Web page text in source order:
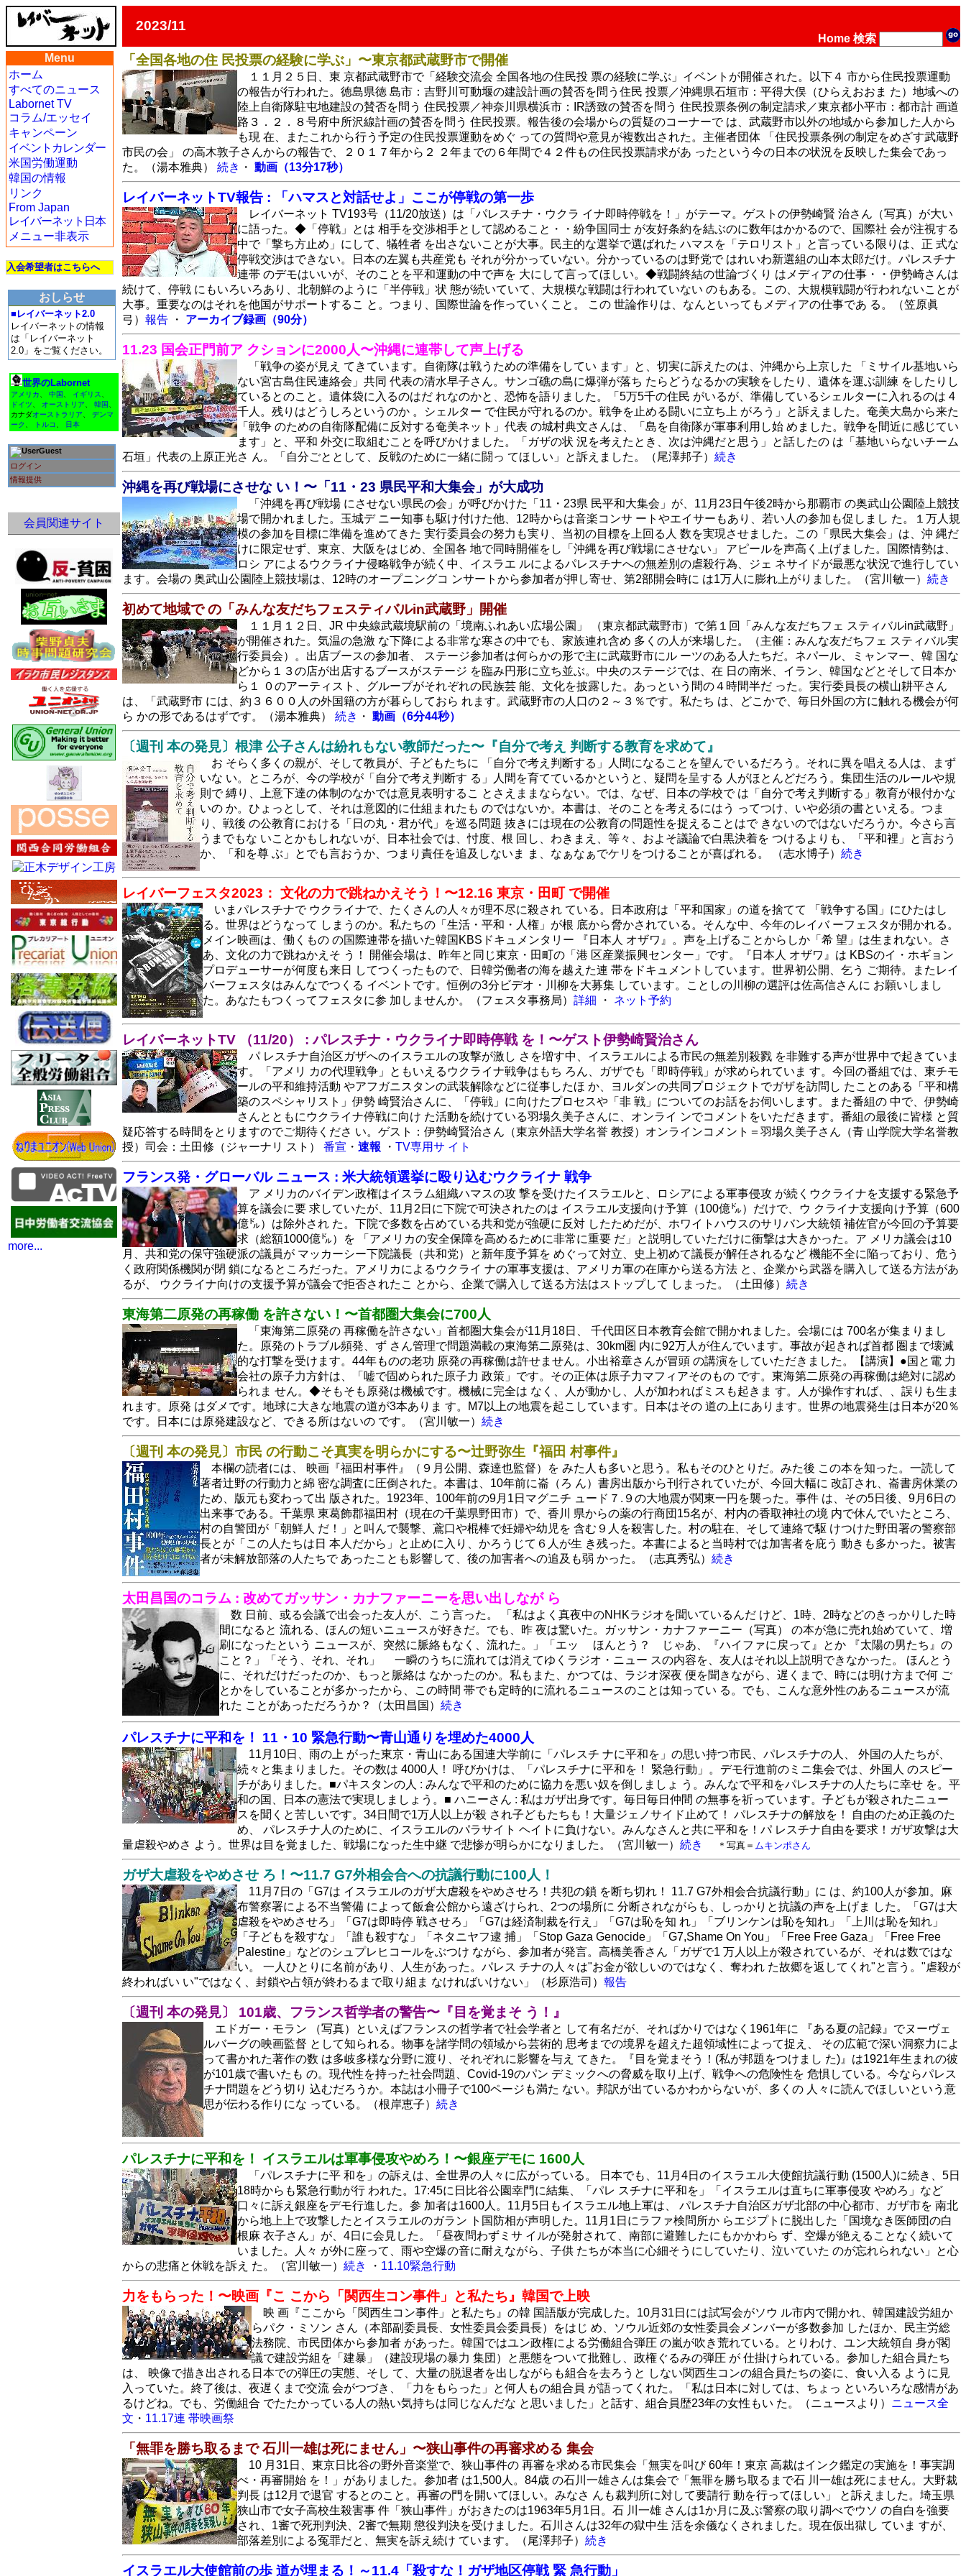
2023/11
Home 検索
Menu
ホーム
すべてのニュース
Labornet TV
コラム/エッセイ
キャンペーン
イベントカレンダー
米国労働運動
韓国の情報
リンク
From Japan
レイバーネット日本
メニュー非表示
入会希望者はこちらへ
おしらせ
■レイバーネット2.0
レイバーネットの情報
は「レイバーネット
2.0」をご覧ください。
世界のLabornet
アメリカ 中国 イギリス
ドイツ
オーストリア 韓国
カナダオーストラリア
デンマ
ーク
トルコ 日本
Guest
ログイン
情報提供
会員関連サイト
more...
「全国各地の住 民投票の経験に学ぶ」〜東京都武蔵野市で開催
１１月２５日、東 京都武蔵野市で「経験交流会 全国各地の住民投 票の経験に学ぶ」イベントが開催された。以下４ 市から住民投票運動
の報告が行われた。徳島県徳 島市：吉野川可動堰の建設計画の賛否を問う住民 投票／沖縄県石垣市：平得大俣（ひらえおおま た）地域への
陸上自衛隊駐屯地建設の賛否を問う 住民投票／神奈川県横浜市：IR誘致の賛否を問う 住民投票条例の制定請求／東京都小平市：都市計 画道
路３．２．８号府中所沢線計画の賛否を問う 住民投票。報告後の会場からの質疑のコーナーで は、武蔵野市以外の地域から参加した人から
も現 在、またこれから行う予定の住民投票運動をめぐ っての質問や意見が複数出された。主催者団体 「住民投票条例の制定をめざす武蔵野
市民の会」 の高木敦子さんからの報告で、２０１７年から２ ２年までの６年間で４２件もの住民投票請求があ ったという今の日本の状況を反映した集会であっ
た。（湯本雅典）
続き ・ 動画（13分17秒）
レイバーネットTV報告 : 「ハマスと対話せよ」ここが停戦の第一歩
レイバーネット TV193号（11/20放送）は「パレスチナ・ウクラ イナ即時停戦を！」がテーマ。ゲストの伊勢崎賢 治さん（写真）が大い
に語った。◆「停戦」とは 相手を交渉相手として認めること・・紛争国同士 が友好条約を結ぶのに数年はかかるので、国際社 会が注視する
中で「撃ち方止め」にして、犠牲者 を出さないことが大事。民主的な選挙で選ばれた ハマスを「テロリスト」と言っている限りは、正 式な
停戦交渉はできない。日本の左翼も共産党も それが分かっていない。分かっているのは野党で はれいわ新選組の山本太郎だけ。パレスチナ
連帯 のデモはいいが、そのことを平和運動の中で声を 大にして言ってほしい。◆戦闘終結の世論づくり はメディアの仕事・・伊勢崎さんは
続けて、停戦 にもいろいろあり、北朝鮮のように「半停戦」状 態が続いていて、大規模な戦闘は行われていない のもある。この、大規模戦闘が行われないことが
大事。重要なのはそれを他国がサポートするこ と。つまり、国際世論を作っていくこと。 この 世論作りは、なんといってもメディアの仕事であ る。（笠原眞
弓） 報告 ・ アーカイブ録画（90分）
11.23 国会正門前ア クションに2000人〜沖縄に連帯して声上げる
「戦争の姿が見え てきています。自衛隊は戦うための準備をしてい ます」と、切実に訴えたのは、沖縄から上京した 「ミサイル基地いら
ない宮古島住民連絡会」共同 代表の清水早子さん。サンゴ礁の島に爆弾が落ち たらどうなるかの実験をしたり、遺体を運ぶ訓練 をしたりし
ているとのこと。遺体袋に入るのはだ れなのかと、恐怖を語りました。「5万5千の住民 がいるが、準備しているシェルターに入れるのは 4
千人。残りはどうしろというのか 。シェルター で住民が守れるのか。戦争を止める闘いに立ち上 がろう」と訴えました。奄美大島から来た
「戦争 のための自衛隊配備に反対する奄美ネット」代表 の城村典文さんは、「島を自衛隊が軍事利用し始 めました。戦争を間近に感じてい
ます」と、平和 外交に取組むことを呼びかけました。「ガザの状 況を考えたとき、次は沖縄だと思う」と話したの は「基地いらないチーム
石垣」代表の上原正光さ ん。「自分ごととして、反戦のために一緒に闘っ てほしい」と訴えました。（尾澤邦子） 続き
沖縄を再び戦場にさせな い！〜「11・23 県民平和大集会」が大成功
「沖縄を再び戦場 にさせない県民の会」が呼びかけた「11・23県 民平和大集会」が、11月23日午後2時から那覇市 の奥武山公園陸上競技
場で開かれました。玉城デ ニー知事も駆け付けた他、12時からは音楽コンサ ートやエイサーもあり、若い人の参加も促しまし た。１万人規
模の参加を目標に準備を進めてきた 実行委員会の努力も実り、当初の目標を上回る人 数を実現させました。この「県民大集会」は、沖 縄だ
けに限定せず、東京、大阪をはじめ、全国各 地で同時開催をし「沖縄を再び戦場にさせない」 アピールを声高く上げました。国際情勢は、
ロシ アによるウクライナ侵略戦争が続く中、イスラエ ルによるパレスチナへの無差別の虐殺行為、ジェ ネサイドが最悪な状況で進行してい
ます。会場の 奥武山公園陸上競技場は、12時のオープニングコ ンサートから参加者が押し寄せ、第2部開会時に は1万人に膨れ上がりました。（宮川敏一） 続き
初めて地域で の「みんな友だちフェスティバルin武蔵野」開催
１１月１２日、JR 中央線武蔵境駅前の「境南ふれあい広場公園」 （東京都武蔵野市）で第１回「みんな友だちフェ スティバルin武蔵野」
が開催された。気温の急激 な下降による非常な寒さの中でも、家族連れ含め 多くの人が来場した。（主催：みんな友だちフェ スティバル実
行委員会）。出店ブースの参加者、 ステージ参加者は何らかの形で主に武蔵野市にル ーツのある人たちだ。ネパール、ミャンマー、韓 国な
どから１３の店が出店するブースがステージ を臨み円形に立ち並ぶ。中央のステージでは、在 日の南米、イラン、韓国などとそして日本か
ら１ ０のアーティスト、グループがそれぞれの民族芸 能、文化を披露した。あっという間の４時間半だ った。実行委員長の横山耕平さん
は、「武蔵野市 には、約３６００人の外国籍の方が暮らしておら れます。武蔵野市の人口の２～３％です。私たち は、どこかで、毎日外国の方に触れる機会が何
ら かの形であるはずです。（湯本雅典）
続き ・ 動画（6分44秒）
〔週刊 本の発見〕根津 公子さんは紛れもない教師だった〜『自分で考え 判断する教育を求めて』
お そらく多くの親が、そして教員が、子どもたちに 「自分で考え判断する」人間になることを望んで いるだろう。それに異を唱える人は、まず
いな い。ところが、今の学校が「自分で考え判断す る」人間を育てているかというと、疑問を呈する 人がほとんどだろう。集団生活のルールや規
則で 縛り、上意下達の体制のなかでは意見表明するこ とさえままならない。では、なぜ、日本の学校で は「自分で考え判断する」教育が根付かな
いの か。ひょっとして、それは意図的に仕組まれたも のではないか。本書は、そのことを考えるにはう ってつけ、いや必須の書といえる。つま
り、戦後 の公教育における「日の丸・君が代」を巡る問題 抜きには現在の公教育の問題性を捉えることはで きないのではないだろうか。今さら言
うまでもな いことかもしれないが、日本社会では、忖度、根 回し、わきまえ、等々、およそ議論で白黒決着を つけるよりも、「平和裡」と言おう
か、「和を尊 ぶ」とでも言おうか、つまり責任を追及しないま ま、なぁなぁでケリをつけることが喜ばれる。 （志水博子） 続き
レイバーフェスタ2023： 文化の力で跳ねかえそう！〜12.16 東京・田町 で開催
いまパレスチナで ウクライナで、たくさんの人々が理不尽に殺され ている。日本政府は「平和国家」の道を捨てて 「戦争する国」にひたはし
る。世界はどうなって しまうのか。私たちの「生活・平和・人権」が根 底から脅かされている。そんな中、今年のレイバ ーフェスタが開かれる。
メイン映画は、働くもの の国際連帯を描いた韓国KBSドキュメンタリー 『日本人 オザワ』。声を上げることからしか「希 望」は生まれない。さ
あ、文化の力で跳ねかえそ う！ 開催会場は、昨年と同じ東京・田町の「港 区産業振興センター」です。『日本人 オザワ』は KBSのイ・ホギョン
プロデューサーが何度も来日 してつくったもので、日韓労働者の海を越えた連 帯をドキュメントしています。世界初公開、乞う ご期待。またレイ
バーフェスタはみんなでつくる イベントです。恒例の3分ビデオ・川柳を大募集 しています。ことしの川柳の選評は佐高信さんに お願いしまし
た。あなたもつくってフェスタに参 加しませんか。（フェスタ事務局） 詳細 ・ ネット予約
レイバーネットTV （11/20） : パレスチナ・ウクライナ即時停戦 を！〜ゲスト伊勢崎賢治さん
パ レスチナ自治区ガザへのイスラエルの攻撃が激し さを増す中、イスラエルによる市民の無差別殺戮 を非難する声が世界中で起きていま
す。「アメリ カの代理戦争」ともいえるウクライナ戦争はもち ろん、ガザでも「即時停戦」が求められていま す。今回の番組では、東チモ
ールの平和維持活動 やアフガニスタンの武装解除などに従事したほ か、ヨルダンの共同プロジェクトでガザを訪問し たことのある「平和構
築のスペシャリスト」伊勢 崎賢治さんに、「停戦」に向けたプロセスや「非 戦」についてのお話をお伺いします。また番組の 中で、伊勢崎
さんとともにウクライナ停戦に向け た活動を続けている羽場久美子さんに、オンライ ンでコメントをいただきます。番組の最後に皆様 と質
疑応答する時間をとりますのでご期待くださ い。ゲスト：伊勢崎賢治さん（東京外語大学名誉 教授）オンラインコメント＝羽場久美子さん（青 山学院大学名誉教
授）司会：土田修（ジャーナリ スト）
番宣 ・ 速報 ・ TV専用サ イト
フランス発・グローバル ニュース : 米大統領選挙に殴り込むウクライナ 戦争
ア メリカのバイデン政権はイスラム組織ハマスの攻 撃を受けたイスラエルと、ロシアによる軍事侵攻 が続くウクライナを支援する緊急予
算を議会に要 求していたが、11月2日に下院で可決されたのは イスラエル支援向け予算（100億㌦）だけで、ウ クライナ支援向け予算（600
億㌦）は除外され た。下院で多数を占めている共和党が強硬に反対 したためだが、ホワイトハウスのサリバン大統領 補佐官が今回の予算要
求（総額1000億㌦）を 「アメリカの安全保障を高めるために非常に重要 だ」と説明していただけに衝撃は大きかった。ア メリカ議会は10
月、共和党の保守強硬派の議員が マッカーシー下院議長（共和党）と新年度予算を めぐって対立、史上初めて議長が解任されるなど 機能不全に陥っており、危う
く政府関係機関が閉 鎖になるところだった。アメリカによるウクライ ナの軍事支援は、アメリカ軍の在庫から送る方法 と、企業から武器を購入して送る方法があ
るが、 ウクライナ向けの支援予算が議会で拒否されたこ とから、企業で購入して送る方法はストップして しまった。（土田修） 続き
東海第二原発の再稼働 を許さない！〜首都圏大集会に700人
「東海第二原発の 再稼働を許さない」首都圏大集会が11月18日、 千代田区日本教育会館で開かれました。会場には 700名が集まりまし
た。原発のトラブル頻発、ず さん管理で問題満載の東海第二原発は、30km圏 内に92万人が住んでいます。事故が起きれば首都 圏まで壊滅
的な打撃を受けます。44年ものの老功 原発の再稼働は許せません。小出裕章さんが冒頭 の講演をしていただきました。【講演】●国と電 力
会社の原子力方針は、「嘘で固められた原子力 政策」です。その正体は原子力マフィアそのもの です。東海第二原発の再稼働は絶対に認め
られま せん。◆そもそも原発は機械です。機械に完全は なく、人が動かし、人が加わればミスも起きま す。人が操作すれば、、誤りも生ま
れます。原発 はダメです。地球に大きな地震の道が3本ありま す。M7以上の地震を起こしています。日本はその 道の上にあります。世界の地震発生は日本が20％
です。日本には原発建設など、できる所はないの です。（宮川敏一） 続き
〔週刊 本の発見〕市民 の行動こそ真実を明らかにする〜辻野弥生『福田 村事件』
本欄の読者には、 映画『福田村事件』（９月公開、森達也監督）を みた人も多いと思う。私もそのひとりだ。みた後 この本を知った。一読して
著者辻野の行動力と綿 密な調査に圧倒された。本書は、10年前に崙（ろ ん）書房出版から刊行されていたが、今回大幅に 改訂され、崙書房休業の
ため、版元も変わって出 版された。1923年、100年前の9月1日マグニチ ュード７.９の大地震が関東一円を襲った。事件 は、その5日後、9月6日の
出来事である。千葉県 東葛飾郡福田村（現在の千葉県野田市）で、香川 県からの薬の行商団15名が、村内の香取神社の境 内で休んでいたところ、
村の自警団が「朝鮮人 だ！」と叫んで襲撃、鳶口や棍棒で妊婦や幼児を 含む９人を殺害した。村の駐在、そして連絡で駆 けつけた野田署の警察部
長とが「この人たちは日 本人だから」と止めに入り、かろうじて６人が生 き残った。本書によると当時村では加害者を庇う 動きも多かった。被害
者が未解放部落の人たちで あったことも影響して、後の加害者への追及も弱 かった。（志真秀弘） 続き
太田昌国のコラム : 改めてガッサン・カナファーニーを思い出しなが ら
数 日前、或る会議で出会った友人が、こう言った。 「私はよく真夜中のNHKラジオを聞いているんだ けど、1時、2時などのきっかりした時
間になると 流れる、ほんの短いニュースが好きだ。でも、昨 夜は驚いた。ガッサン・カナファーニー（写真） の本が急に売れ始めていて、増
刷になったという ニュースが、突然に脈絡もなく、流れた。」「エッ ほんとう？ じゃあ、『ハイファに戻って』とか 『太陽の男たち』の
こと？」「そう、それ、それ」 一瞬のうちに流れては消えてゆくラジオ・ニュー スの内容を、友人はそれ以上説明できなかった。 ほんとう
に、それだけだったのか、もっと脈絡は なかったのか。私もまた、かつては、ラジオ深夜 便を聞きながら、遅くまで、時には明け方まで何 ご
とかをしていることが多かったから、この時間 帯でも定時的に流れるニュースのことは知ってい る。でも、こんな意外性のあるニュースが流
れた ことがあっただろうか？（太田昌国） 続き
パレスチナに平和を！ 11・10 緊急行動〜青山通りを埋めた4000人
11月10日、雨の上 がった東京・青山にある国連大学前に「パレスチ ナに平和を」の思い持つ市民、パレスチナの人、 外国の人たちが、
続々と集まりました。その数は 4000人！ 呼びかけは、「パレスチナに平和を！ 緊急行動」。デモ行進前のミニ集会では、外国人 のスピー
チがありました。■パキスタンの人 : みんなで平和のために協力を悪い奴を倒しましょ う。みんなで平和をパレスチナの人たちに幸せ を。平
和の国、日本の憲法で実現しましょう。■ ハニーさん : 私はガザ出身です。毎日毎日仲間 の無事を祈っています。子どもが殺されたニュー
スを聞くと苦しいです。34日間で1万人以上が殺 され子どもたちも！大量ジェノサイド止めて！ パレスチナの解放を！ 自由のため正義のた
め、 パレスチナ人のために、イスラエルのパラサイト ヘイトに負けない。みんなさんと共に平和を！パ レスチナ自由を要求！ガザ攻撃は大
量虐殺やめさ よう。世界は目を覚ました、戦場になった生中継 で悲惨が明らかになりました。（宮川敏一） 続き ＊写真＝ ムキンポさん
ガザ大虐殺をやめさせ ろ！〜11.7 G7外相会合への抗議行動に100人！
11月7日の「G7は イスラエルのガザ大虐殺をやめさせろ！共犯の鎖 を断ち切れ！ 11.7 G7外相会合抗議行動」に は、約100人が参加。麻
布警察署による不当警備 によって飯倉公館から遠ざけられ、2つの場所に 分断されながらも、しっかりと抗議の声を上げま した。「G7は大
虐殺をやめさせろ」「G7は即時停 戦させろ」「G7は経済制裁を行え」「G7は恥を知 れ」「ブリンケンは恥を知れ」「上川は恥を知れ」
「子どもを殺すな」「誰も殺すな」「ネタニヤフ逮 捕」「Stop Gaza Genocide」「G7,Shame On You」「Free Free Gaza」「Free Free
Palestine」などのシュプレヒコールをぶつけ ながら、参加者が発言。高橋美香さん「ガザで1 万人以上が殺されているが、それは数ではな
い。 一人ひとりに名前があり、人生があった。パレス チナの人々は"お金が欲しいのではなく、奪われ た故郷を返してくれ"と言う。"虐殺が
終わればい い"ではなく、封鎖や占領が終わるまで取り組ま なければいけない」（杉原浩司） 報告
〔週刊 本の発見〕 101歳、フランス哲学者の警告〜『目を覚まそ う！』
エドガー・モラン （写真）といえばフランスの哲学者で社会学者と して有名だが、そればかりではなく1961年に 『ある夏の記録』でヌーヴェ
ルバーグの映画監督 として知られる。物事を諸学問の領域から芸術的 思考までの境界を超えた超領域性によって捉え、 その広範で深い洞察力によ
って書かれた著作の数 は多岐多様な分野に渡り、それぞれに影響を与え てきた。『目を覚まそう！(私が邦題をつけまし た)』は1921年生まれの彼
が101歳で書いたも の。現代性を持った社会問題、Covid-19のパン デミックへの脅威を取り上げ、戦争への危険性を 危惧している。今ならパレス
チナ問題をどう切り 込むだろうか。本誌は小冊子で100ページも満た ない。邦訳が出ているかわからないが、多くの 人々に読んでほしいという意
思が伝わる作りにな っている。（根岸恵子） 続き
パレスチナに平和を！ イスラエルは軍事侵攻やめろ！〜銀座デモに 1600人
「パレスチナに平 和を」の訴えは、全世界の人々に広がっている。 日本でも、11月4日のイスラエル大使館抗議行動 (1500人)に続き、5日
18時からも緊急行動が行 われた。17:45に日比谷公園幸門に結集、「パレ スチナに平和を」「イスラエルは直ちに軍事侵攻 やめろ」など
口々に訴え銀座をデモ行進した。参 加者は1600人。11月5日もイスラエル地上軍は、 パレスチナ自治区ガザ北部の中心都市、ガザ市を 南北
から地上上で攻撃したとイスラエルのガラン ト国防相が声明した。11月1日にラファ検問所か らエジプトに脱出した「国境なき医師団の白
根麻 衣子さん」が、4日に会見した。「昼夜問わずミサ イルが発射されて、南部に避難したにもかかわら ず、空爆が絶えることなく続いて
いました。人々 が外に座って、雨や空爆の音に耐えながら、子供 たちが本当に心細そうにしていたり、泣いていた のが忘れられない」と心
からの悲痛と休戦を訴え た。（宮川敏一） 続き ・ 11.10緊急行動
力をもらった！〜映画『こ こから「関西生コン事件」と私たち』韓国で上映
映 画『ここから「関西生コン事件」と私たち』の韓 国語版が完成した。10月31日には試写会がソウ ル市内で開かれ、韓国建設労組か
らパク・ミソン さん（本部副委員長、女性委員会委員長）をはじ め、ソウル近郊の女性委員会メンバーが多数参加 したほか、民主労総
法務院、市民団体から参加者 があった。韓国ではユン政権による労働組合弾圧 の嵐が吹き荒れている。とりわけ、ユン大統領自 身が閣
議で建設労組を「建暴」（建設現場の暴力 集団）と悪態をついて批難し、政権ぐるみの弾圧 が 仕掛けられている。参加した組合員たち
は、 映像で描き出される日本での弾圧の実態、そし て、大量の脱退者を出しながらも組合を去ろうと しない関西生コンの組合員たちの姿に、食い入る ように見
入っていた。終了後は、夜遅くまで交流 会がつづき、「力をもらった」と何人もの組合員 が語ってくれた。「私は日本に対しては、ちょっ といろいろな感情があ
るけどね。でも、労働組合 でたたかっている人の熱い気持ちは同じなんだな と思いました」と話す、組合員歴23年の女性もい た。（ニュースより） ニュース全
文 ・ 11.17連 帯映画祭
「無罪を勝ち取るまで 石川一雄は死にません」〜狭山事件の再審求める 集会
10 月31日、東京日比谷の野外音楽堂で、狭山事件の 再審を求める市民集会「無実を叫び 60年！東京 高裁はインク鑑定の実施を！事実調
べ・再審開始 を！」がありました。参加者 は1,500人。84歳 の石川一雄さんは集会で「無罪を勝ち取るまで石 川一雄は死にません。大野裁
判長 は12月で退官 するとのこと。再審の門を開いてほしい。みなさ んも裁判所に対して要請行 動を行ってほしい」 と訴えました。埼玉県
狭山市で女子高校生殺害事 件「狭山事件」がおきたのは1963年5月1日。石 川一雄 さんは1か月に及ぶ警察の取り調べでウソ の自白を強要
され、1審で死刑判決、2審で無期 懲役判決を受けました。石川さんは32年の獄中生 活を余儀なくされました。現在仮出獄し ていま すが、
部落差別による冤罪だと、無実を訴え続け ています。（尾澤邦子） 続き
イスラエル大使館前の歩 道が埋まる！～11.4「殺すな！ガザ地区停戦 緊 急行動」